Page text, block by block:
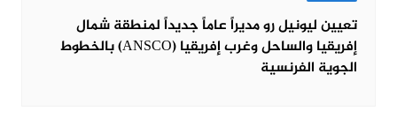
تعيين ليونيل رو مديراً عاماً جديداً لمنطقة شمال
إفريقيا والساحل وغرب إفريقيا (ANSCO) بالخطوط
الجوية الفرنسية